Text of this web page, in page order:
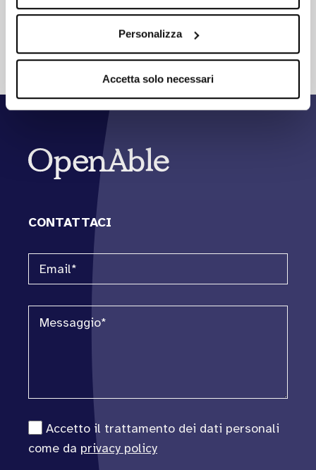
Personalizza
Accetta solo necessari
CONTATTACI
Accetto il trattamento dei dati personali
come da privacy policy